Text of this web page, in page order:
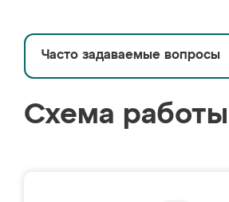
Часто задаваемые вопросы
Схема работы